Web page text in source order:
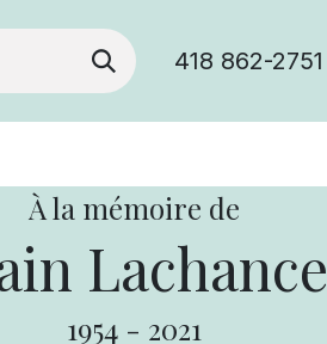
418 862-2751
À la mémoire de
Lachance
1954 - 2021